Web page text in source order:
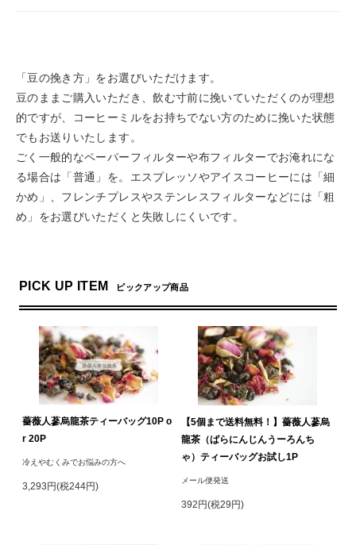
「豆の挽き方」をお選びいただけます。
豆のままご購入いただき、飲む寸前に挽いていただくのが理想
的ですが、コーヒーミルをお持ちでない方のために挽いた状態
でもお送りいたします。
ごく一般的なペーパーフィルターや布フィルターでお淹れにな
る場合は「普通」を。エスプレッソやアイスコーヒーには「細
かめ」、フレンチプレスやステンレスフィルターなどには「粗
め」をお選びいただくと失敗しにくいです。
PICK UP ITEM ピックアップ商品
薔薇人蔘烏龍茶ティーバッグ10P o
r 20P
冷えやむくみでお悩みの方へ
3,293円(税244円)
【5個まで送料無料！】薔薇人蔘烏
龍茶（ばらにんじんうーろんち
ゃ）ティーバッグお試し1P
メール便発送
392円(税29円)